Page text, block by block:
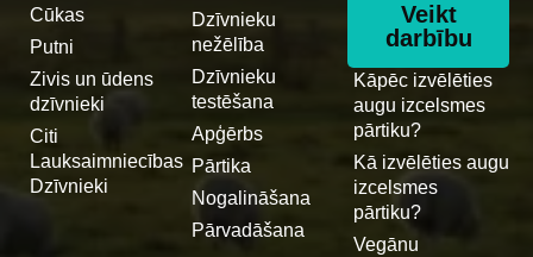
Cūkas
Putni
Zivis un ūdens
dzīvnieki
Citi
Lauksaimniecības
Dzīvnieki
Dzīvnieku
nežēlība
Dzīvnieku
testēšana
Apģērbs
Pārtika
Nogalināšana
Pārvadāšana
Veikt
darbību
Kāpēc izvēlēties
augu izcelsmes
pārtiku?
Kā izvēlēties augu
izcelsmes
pārtiku?
Vegānu